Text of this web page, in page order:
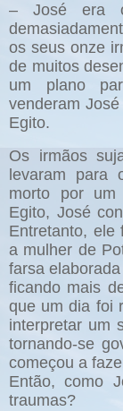
– José era
os seus onze
de muitos
um plano
venderam
Egito.
Os irmãos
levaram para
morto por um
Egito, José
Entretanto, ele
a mulher de
farsa
ficando mais
que um dia foi
interpretar um
tornando-se
começou a
Então, como
traumas?